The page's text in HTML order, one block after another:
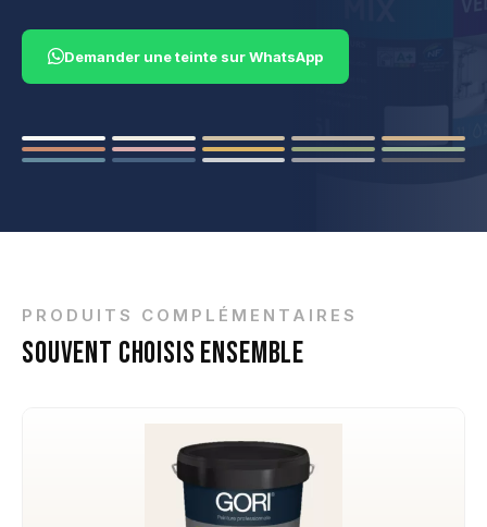
Demander une teinte sur WhatsApp
PRODUITS COMPLÉMENTAIRES
SOUVENT CHOISIS ENSEMBLE